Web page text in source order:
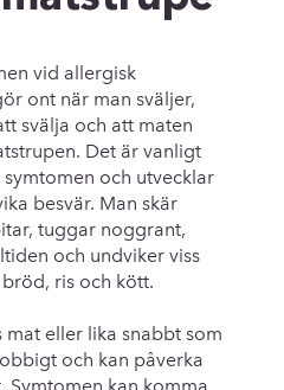
vid allergisk
ont när man sväljer,
svälja och att maten
Det är vanligt
och utvecklar
besvär. Man skär
tuggar noggrant,
och undviker viss
ris och kött.
mat eller lika snabbt som
och kan påverka